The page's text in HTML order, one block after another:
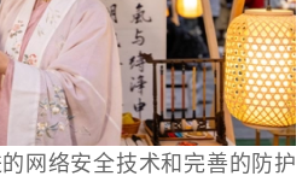
网络安全技术和完善的防护